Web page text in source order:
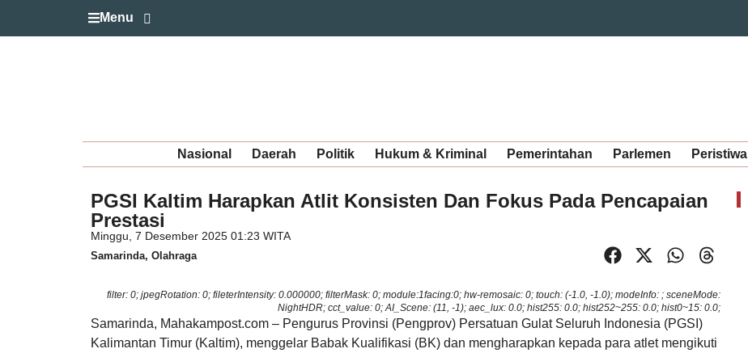
Menu
Nasional Daerah Politik Hukum & Kriminal Pemerintahan Parlemen Peristiwa
PGSI Kaltim Harapkan Atlit Konsisten Dan Fokus Pada Pencapaian
Prestasi
Minggu, 7 Desember 2025 01:23 WITA
Samarinda, Olahraga
filter: 0; jpegRotation: 0; fileterIntensity: 0.000000; filterMask: 0; module:1facing:0; hw-remosaic: 0; touch: (-1.0, -1.0); modeInfo: ; sceneMode:
NightHDR; cct_value: 0; AI_Scene: (11, -1); aec_lux: 0.0; hist255: 0.0; hist252~255: 0.0; hist0~15: 0.0;
Samarinda, Mahakampost.com – Pengurus Provinsi (Pengprov) Persatuan Gulat Seluruh Indonesia (PGSI)
Kalimantan Timur (Kaltim), menggelar Babak Kualifikasi (BK) dan mengharapkan kepada para atlet mengikuti